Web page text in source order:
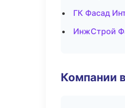
ГК Фасад
ИнжСтрой
Компании